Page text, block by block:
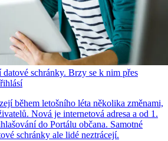
schránky. Brzy se k nim přes
během letošního léta několika změnami,
Nová je internetová adresa a od 1.
do Portálu občana. Samotné
schránky ale lidé neztrácejí.